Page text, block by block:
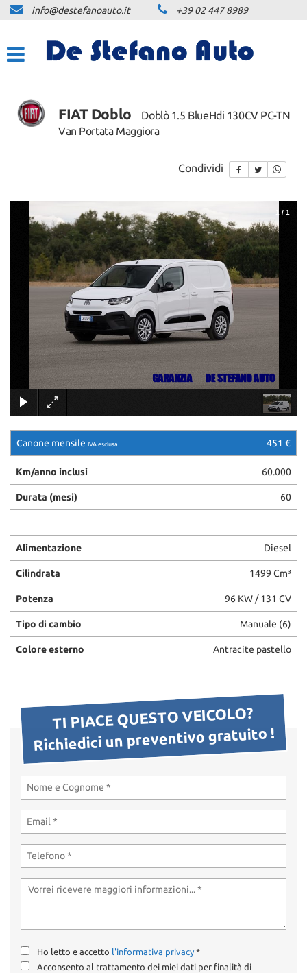
LA NOSTRA STORIA
LISTA VEICOLI
PREVENTIVO PERSONALIZZATO
ACQUISTIAMO USATO
CONTATTI
NEWS
AREA COMMERCIANTI
info@destefanoauto.it +39 02 447 8989
FIAT Doblo
Doblò 1.5 BlueHdi 130CV PC-TN
Van Portata Maggiora
Condividi
×
/ 1
Canone mensile IVA esclusa 451 €
Km/anno inclusi 60.000
Durata (mesi) 60
Alimentazione Diesel
Cilindrata 1499 Cm³
Potenza 96 KW / 131 CV
Tipo di cambio Manuale (6)
Colore esterno Antracite pastello
TI PIACE QUESTO VEICOLO?
Richiedici un preventivo gratuito !
Ho letto e accetto l'informativa privacy *
Acconsento al trattamento dei miei dati per finalità di